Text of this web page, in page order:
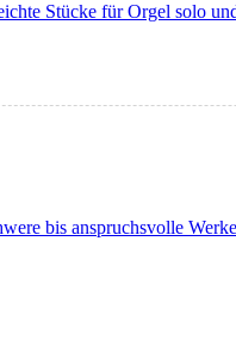
Stücke für Orgel solo
bis anspruchsvolle